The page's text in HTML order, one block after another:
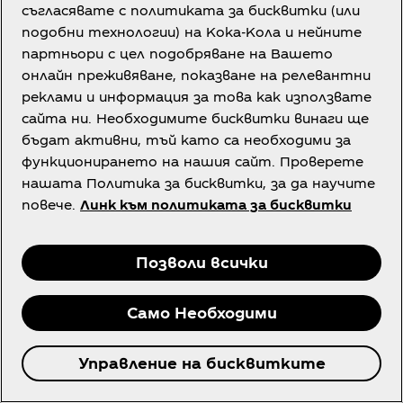
задължения за деклариране и внасяне на данъка
за предоставените награди, за срока, съгласно
действащото законодателство.
С участието си и приемането на настоящите
Условия всеки участник: (а) декларира, че при
регистрацията, предоставя свои собствени
лични данни, (б) декларира, че е запознат с
целите и с условията на обработване на
личните му данни и предоставя доброволно
своите лични данни, (в) изразява изричното си,
му данни да бъдат обработвани от ККХБК и
от посочените в настоящите общи условия
лица за целите и съобразно условията,
посочени в същите, включително изразява
изричното си, доброволно и информирано
съгласие личните му данни да бъдат
съгласявате с политиката за бисквитки (или
подобни технологии) на Кока-Кола и нейните
партньори с цел подобряване на Вашето
онлайн преживяване, показване на релевантни
реклами и информация за това как използвате
сайта ни. Необходимите бисквитки винаги ще
бъдат активни, тъй като са необходими за
функционирането на нашия сайт. Проверете
нашата Политика за бисквитки, за да научите
повече. Линк към политиката за бисквитки
Позволи всички
Само Необходими
Управление на бисквитките